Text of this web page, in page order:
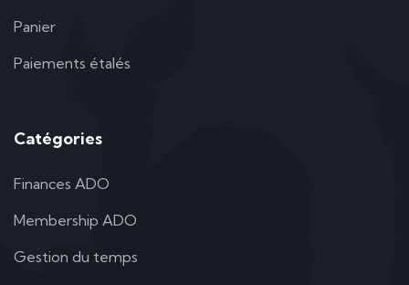
Panier
Paiements étalés
Catégories
Finances ADO
Membership ADO
Gestion du temps